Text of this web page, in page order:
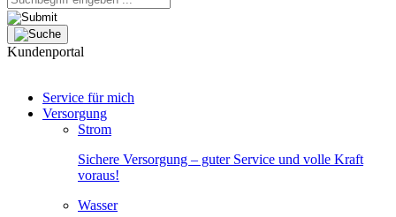
Kundenportal
Service für mich
Versorgung
Strom
Sichere Versorgung – guter Service und volle Kraft
voraus!
Wasser